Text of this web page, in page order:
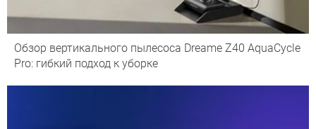
Обзор вертикального пылесоса Dreame Z40 AquaCycle
Pro: гибкий подход к уборке